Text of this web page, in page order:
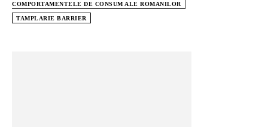
COMPORTAMENTELE DE CONSUM ALE ROMANILOR
TAMPLARIE BARRIER